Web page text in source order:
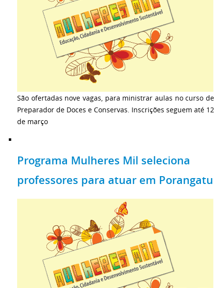
São ofertadas nove vagas, para ministrar aulas no curso de
Preparador de Doces e Conservas. Inscrições seguem até 12
de março
Programa Mulheres Mil seleciona
professores para atuar em Porangatu